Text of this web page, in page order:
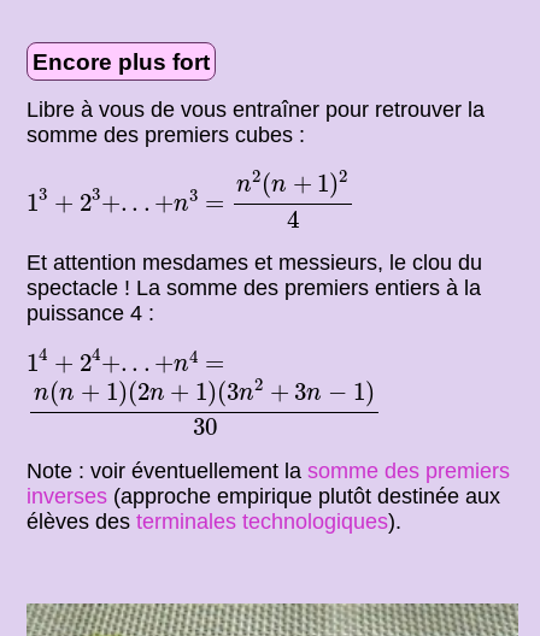
Encore plus fort
Libre à vous de vous entraîner pour retrouver la
somme des premiers cubes :
13 + 23+. . . +n3
13 23+ =
=
n2(n + 1)2
4
2(n 1 )24
Et attention mesdames et messieurs, le clou du
spectacle ! La somme des premiers entiers à la
puissance 4 :
14 + 24+. . . +n4
14 + 24 + n4 =
=
n(n + 1)(2n + 1)(3n2 + 3n − 1)
30
n n+ 1 (2n+ 1 )(3n 2+ 3n − 1)
Note : voir éventuellement lasomme des premiers
inverses (approche empirique plutôt destinée aux
élèves desterminales technologiques).